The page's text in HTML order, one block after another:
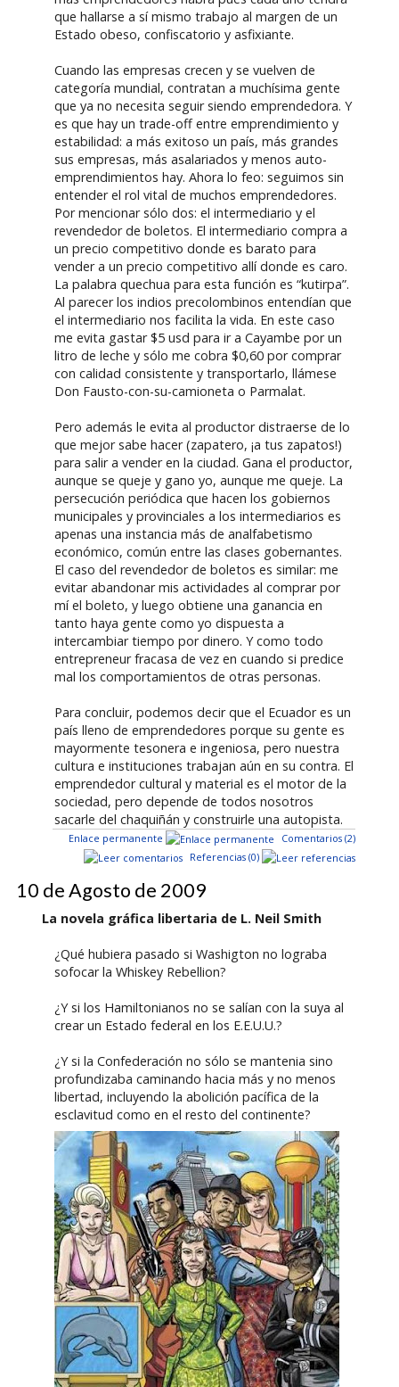
que hallarse a sí mismo trabajo al margen de un
Estado obeso, confiscatorio y asfixiante.
Cuando las empresas crecen y se vuelven de
categoría mundial, contratan a muchísima gente
que ya no necesita seguir siendo emprendedora. Y
es que hay un trade-off entre emprendimiento y
estabilidad: a más exitoso un país, más grandes
sus empresas, más asalariados y menos auto-
emprendimientos hay. Ahora lo feo: seguimos sin
entender el rol vital de muchos emprendedores.
Por mencionar sólo dos: el intermediario y el
revendedor de boletos. El intermediario compra a
un precio competitivo donde es barato para
vender a un precio competitivo allí donde es caro.
La palabra quechua para esta función es “kutirpa”.
Al parecer los indios precolombinos entendían que
el intermediario nos facilita la vida. En este caso
me evita gastar $5 usd para ir a Cayambe por un
litro de leche y sólo me cobra $0,60 por comprar
con calidad consistente y transportarlo, llámese
Don Fausto-con-su-camioneta o Parmalat.
Pero además le evita al productor distraerse de lo
que mejor sabe hacer (zapatero, ¡a tus zapatos!)
para salir a vender en la ciudad. Gana el productor,
aunque se queje y gano yo, aunque me queje. La
persecución periódica que hacen los gobiernos
municipales y provinciales a los intermediarios es
apenas una instancia más de analfabetismo
económico, común entre las clases gobernantes.
El caso del revendedor de boletos es similar: me
evitar abandonar mis actividades al comprar por
mí el boleto, y luego obtiene una ganancia en
tanto haya gente como yo dispuesta a
intercambiar tiempo por dinero. Y como todo
entrepreneur fracasa de vez en cuando si predice
mal los comportamientos de otras personas.
Para concluir, podemos decir que el Ecuador es un
país lleno de emprendedores porque su gente es
mayormente tesonera e ingeniosa, pero nuestra
cultura e instituciones trabajan aún en su contra. El
emprendedor cultural y material es el motor de la
sociedad, pero depende de todos nosotros
sacarle del chaquiñán y construirle una autopista.
Enlace permanente
Comentarios (2)
Referencias (0)
10 de Agosto de 2009
La novela gráfica libertaria de L. Neil Smith
¿Qué hubiera pasado si Washigton no lograba
sofocar la Whiskey Rebellion?
¿Y si los Hamiltonianos no se salían con la suya al
crear un Estado federal en los E.E.U.U.?
¿Y si la Confederación no sólo se mantenia sino
profundizaba caminando hacia más y no menos
libertad, incluyendo la abolición pacífica de la
esclavitud como en el resto del continente?